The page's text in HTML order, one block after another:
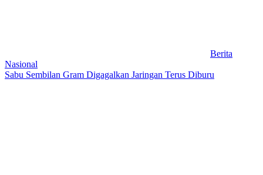
Berita
Nasional
Sabu Sembilan Gram Digagalkan Jaringan Terus Diburu